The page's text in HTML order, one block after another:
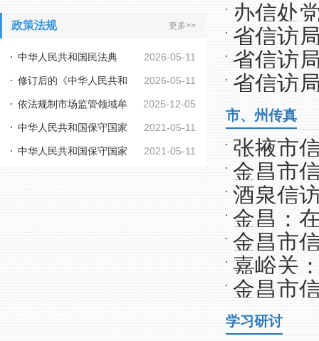
政策法规 更多>>
2026-05-11
中华人民共和国民法典
2026-05-11
修订后的《中华人民共和
国行政复议法实施... 2025-12-05
依法规制市场监管领域牟
利性职业投诉举报... 2021-05-11
中华人民共和国保守国家
秘密法 2021-05-11
中华人民共和国保守国家
办信处
省信访
省信访
省信访
流大会
市、州传真
张掖市
金昌市
酒泉信
个专题
金昌：
治活动
金昌市
嘉峪关
金昌市
学习研讨